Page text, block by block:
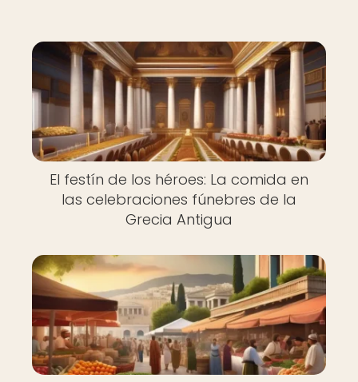
El festín de los héroes: La comida en
las celebraciones fúnebres de la
Grecia Antigua